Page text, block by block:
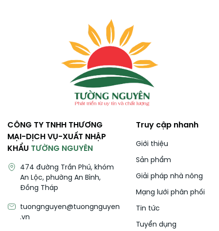
CÔNG TY TNHH THƯƠNG
MẠI-DỊCH VỤ-XUẤT NHẬP
KHẨU TƯỜNG NGUYÊN
474 đường Trần Phú, khóm
An Lộc, phường An Bình,
Đồng Tháp
tuongnguyen@tuongnguyen
.vn
Truy cập nhanh
Giới thiệu
Sản phẩm
Giải pháp nhà nông
Mạng lưới phân phối
Tin tức
Tuyển dụng